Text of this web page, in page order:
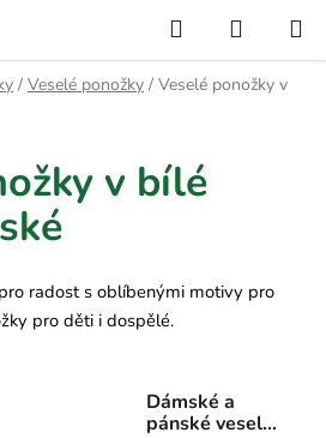
Hledat
KOŠÍK
/ Veselé ponožky / Veselé ponožky v
v bílé
radost s oblíbenými motivy pro
pro děti i dospělé.
Dámské a
pánské veselé